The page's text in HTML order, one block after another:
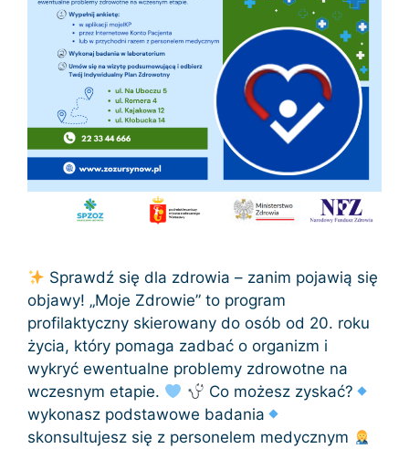
Sprawdź się dla zdrowia – zanim pojawią się
objawy! „Moje Zdrowie” to program
profilaktyczny skierowany do osób od 20. roku
życia, który pomaga zadbać o organizm i
wykryć ewentualne problemy zdrowotne na
wczesnym etapie.
Co możesz zyskać?
wykonasz podstawowe badania
skonsultujesz się z personelem medycznym